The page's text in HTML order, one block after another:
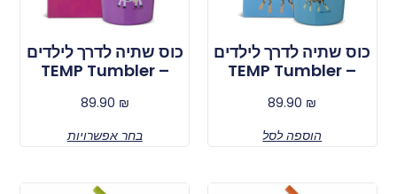
כוס שתיה לדרך לילדים
– TEMP Tumbler
89.90 ₪
הוספה לסל
כוס שתיה לדרך לילדים
– TEMP Tumbler
89.90 ₪
בחר אפשרויות